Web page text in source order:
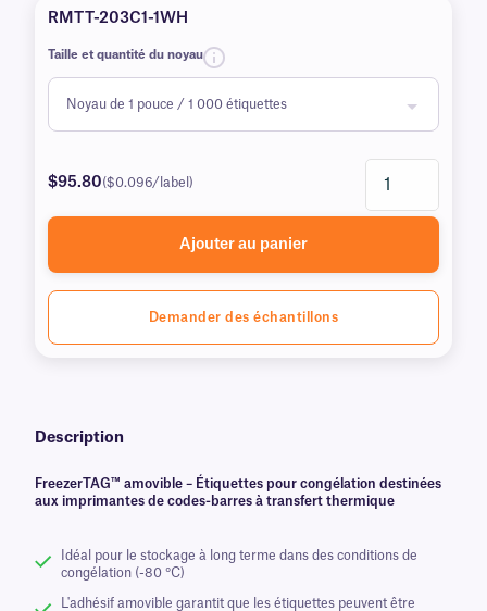
RMTT-203C1-1WH
Taille et quantité du noyau
$95.80($0.096/label)
Ajouter au panier
Demander des échantillons
Description
FreezerTAG™ amovible – Étiquettes pour congélation destinées
aux imprimantes de codes-barres à transfert thermique
Idéal pour le stockage à long terme dans des conditions de
congélation (-80 °C)
L'adhésif amovible garantit que les étiquettes peuvent être